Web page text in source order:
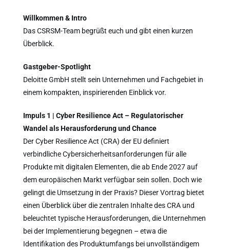
Willkommen & Intro
Das CSRSM-Team begrüßt euch und gibt einen kurzen
Überblick.
Gastgeber-Spotlight
Deloitte GmbH stellt sein Unternehmen und Fachgebiet in
einem kompakten, inspirierenden Einblick vor.
Impuls 1 | Cyber Resilience Act – Regulatorischer
Wandel als Herausforderung und Chance
Der Cyber Resilience Act (CRA) der EU definiert
verbindliche Cybersicherheitsanforderungen für alle
Produkte mit digitalen Elementen, die ab Ende 2027 auf
dem europäischen Markt verfügbar sein sollen. Doch wie
gelingt die Umsetzung in der Praxis? Dieser Vortrag bietet
einen Überblick über die zentralen Inhalte des CRA und
beleuchtet typische Herausforderungen, die Unternehmen
bei der Implementierung begegnen – etwa die
Identifikation des Produktumfangs bei unvollständigem